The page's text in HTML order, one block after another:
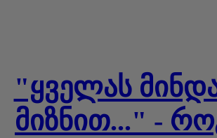
"ყველას
მიზნით..." -